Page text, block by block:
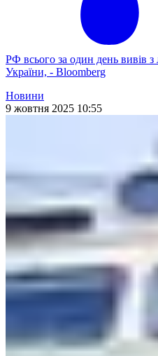
РФ всього за один день вивів з
України, - Bloomberg
Новини
9 жовтня 2025 10:55